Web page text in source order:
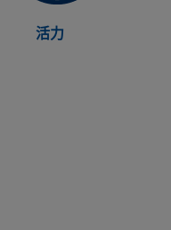
活力